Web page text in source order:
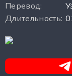
Перевод:
Длительность: